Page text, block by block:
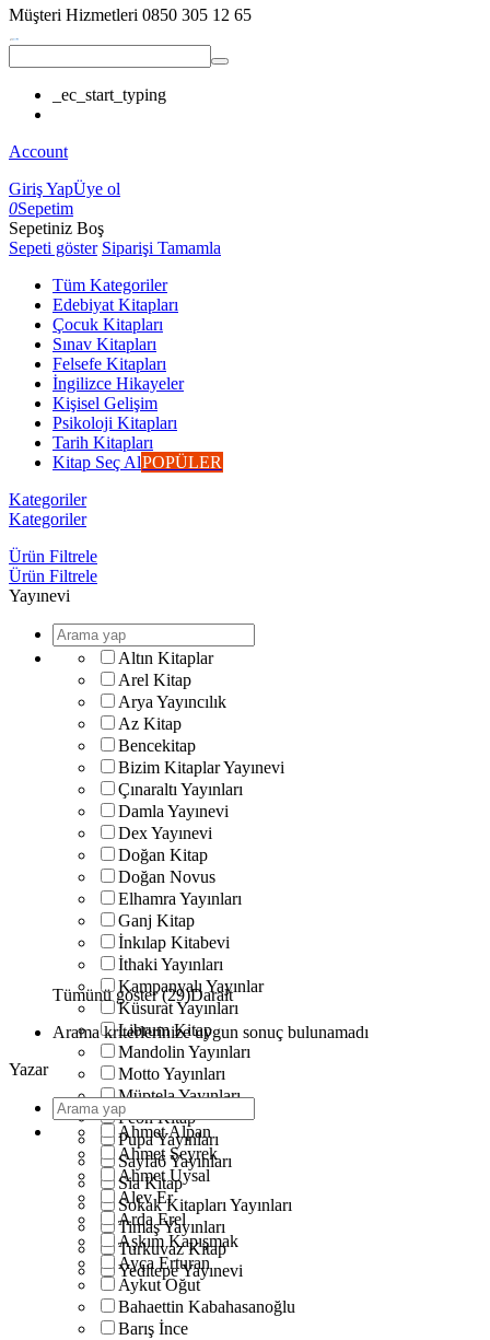
Müşteri Hizmetleri 0850 305 12 65
_ec_start_typing
Account
Giriş YapÜye ol
0Sepetim
Sepetiniz Boş
Sepeti göster Siparişi Tamamla
Tüm Kategoriler
Edebiyat Kitapları
Çocuk Kitapları
Sınav Kitapları
Felsefe Kitapları
İngilizce Hikayeler
Kişisel Gelişim
Psikoloji Kitapları
Tarih Kitapları
Kitap Seç AlPOPÜLER
Kategoriler
Kategoriler
Ürün Filtrele
Ürün Filtrele
Yayınevi
Altın Kitaplar
Arel Kitap
Arya Yayıncılık
Az Kitap
Bencekitap
Bizim Kitaplar Yayınevi
Çınaraltı Yayınları
Damla Yayınevi
Dex Yayınevi
Doğan Kitap
Doğan Novus
Elhamra Yayınları
Ganj Kitap
İnkılap Kitabevi
İthaki Yayınları
Kampanyalı Yayınlar
Küsurat Yayınları
Librum Kitap
Mandolin Yayınları
Motto Yayınları
Müptela Yayınları
Peon Kitap
Pupa Yayınları
Sayfa6 Yayınları
Sia Kitap
Sokak Kitapları Yayınları
Timaş Yayınları
Turkuvaz Kitap
Yeditepe Yayınevi
Tümünü göster (29)Daralt
Arama kriterlerinize uygun sonuç bulunamadı
Yazar
Ahmet Alpan
Ahmet Seyrek
Ahmet Uysal
Alev Er
Arda Erel
Aşkım Kapışmak
Ayça Erturan
Aykut Oğut
Bahaettin Kabahasanoğlu
Barış İnce